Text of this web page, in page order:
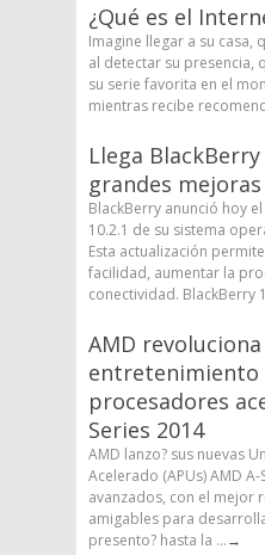
¿Qué es el
Imagine llegar a su casa,
al detectar su presencia,
su serie favorita en el
mientras recibe
Llega BlackBerry
grandes mejoras
BlackBerry anunció hoy
10.2.1 de su sistema
Esta actualización
facilidad, aumentar la
conectividad. BlackBerry
AMD
entretenimiento
procesadores
Series 2014
AMD lanzo? sus nuevas
Acelerado (APUs) AMD
avanzados, con el mejor
amigables para
presento? hasta la ...→